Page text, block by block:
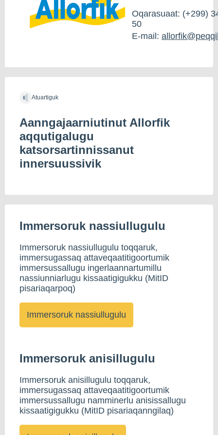
Oqarasuaat: (+299)
50
E-mail:
Atuartiguk
Aanngajaarniutinut Allorfik
aqqutigalugu
katsorsartinnissanut
innersuussivik
Immersoruk nassiullugulu
Immersoruk nassiullugulu toqqaruk,
immersugassaq attaveqaatitigoortumik
immersussallugu ingerlaannartumillu
nassiunniarlugu kissaatigigukku (MitID
pisariaqarpoq)
Immersoruk anisillugulu
Immersoruk anisillugulu toqqaruk,
immersugassaq attaveqaatitigoortumik
immersussallugu namminerlu anisissallugu
kissaatigigukku (MitID pisariaqanngilaq)